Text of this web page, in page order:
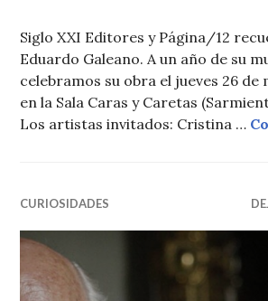
Siglo XXI Editores y Página/12
Eduardo Galeano. A un año de su
celebramos su obra el jueves 26 de
en la Sala Caras y Caretas
Los artistas invitados: Cristina …
CURIOSIDADES